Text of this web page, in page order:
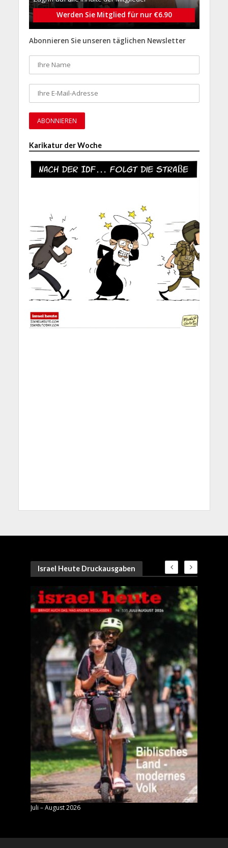
Werden Sie Mitglied für nur €6.90
Abonnieren Sie unseren täglichen Newsletter
Karikatur der Woche
Israel Heute Druckausgaben
Juli – August 2026